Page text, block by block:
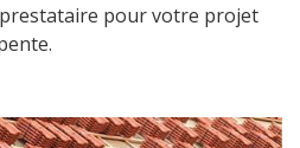
pour votre projet